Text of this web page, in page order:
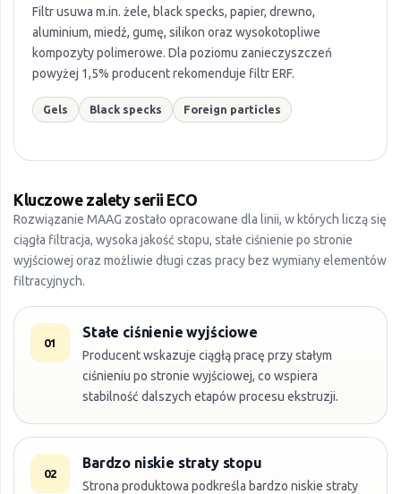
Filtr usuwa m.in. żele, black specks, papier, drewno,
aluminium, miedź, gumę, silikon oraz wysokotopliwe
kompozyty polimerowe. Dla poziomu zanieczyszczeń
powyżej 1,5% producent rekomenduje filtr ERF.
Gels Black specks Foreign particles
Kluczowe zalety serii ECO
Rozwiązanie MAAG zostało opracowane dla linii, w których liczą się
ciągła filtracja, wysoka jakość stopu, stałe ciśnienie po stronie
wyjściowej oraz możliwie długi czas pracy bez wymiany elementów
filtracyjnych.
01
Stałe ciśnienie wyjściowe
Producent wskazuje ciągłą pracę przy stałym
ciśnieniu po stronie wyjściowej, co wspiera
stabilność dalszych etapów procesu ekstruzji.
02
Bardzo niskie straty stopu
Strona produktowa podkreśla bardzo niskie straty